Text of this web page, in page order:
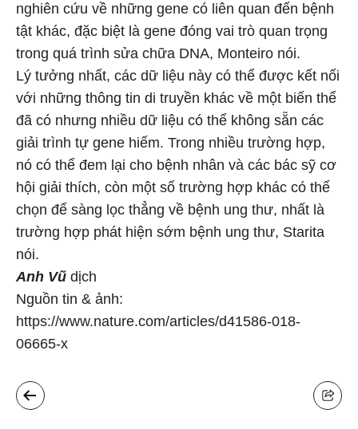
nghiên cứu về những gene có liên quan đến bệnh
tật khác, đặc biệt là gene đóng vai trò quan trọng
trong quá trình sửa chữa DNA, Monteiro nói.
Lý tưởng nhất, các dữ liệu này có thể được kết nối
với những thông tin di truyền khác về một biến thể
đã có nhưng nhiều dữ liệu có thể không sẵn các
giải trình tự gene hiếm. Trong nhiều trường hợp,
nó có thể đem lại cho bệnh nhân và các bác sỹ cơ
hội giải thích, còn một số trường hợp khác có thể
chọn để sàng lọc thẳng về bệnh ung thư, nhất là
trường hợp phát hiện sớm bệnh ung thư, Starita
nói.
Anh Vũ dịch
Nguồn tin & ảnh:
https://www.nature.com/articles/d41586-018-
06665-x